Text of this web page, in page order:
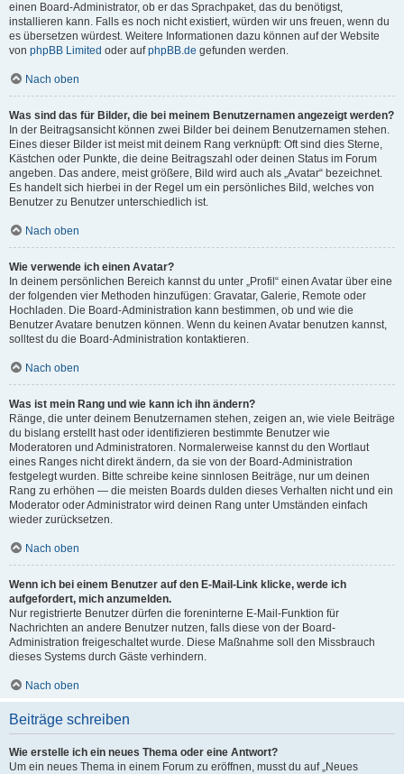
einen Board-Administrator, ob er das Sprachpaket, das du benötigst,
installieren kann. Falls es noch nicht existiert, würden wir uns freuen, wenn du
es übersetzen würdest. Weitere Informationen dazu können auf der Website
von phpBB Limited oder aufphpBB.de gefunden werden.
Nach oben
Was sind das für Bilder, die bei meinem Benutzernamen angezeigt werden?
In der Beitragsansicht können zwei Bilder bei deinem Benutzernamen stehen.
Eines dieser Bilder ist meist mit deinem Rang verknüpft: Oft sind dies Sterne,
Kästchen oder Punkte, die deine Beitragszahl oder deinen Status im Forum
angeben. Das andere, meist größere, Bild wird auch als „Avatar“ bezeichnet.
Es handelt sich hierbei in der Regel um ein persönliches Bild, welches von
Benutzer zu Benutzer unterschiedlich ist.
Nach oben
Wie verwende ich einen Avatar?
In deinem persönlichen Bereich kannst du unter „Profil“ einen Avatar über eine
der folgenden vier Methoden hinzufügen: Gravatar, Galerie, Remote oder
Hochladen. Die Board-Administration kann bestimmen, ob und wie die
Benutzer Avatare benutzen können. Wenn du keinen Avatar benutzen kannst,
solltest du die Board-Administration kontaktieren.
Nach oben
Was ist mein Rang und wie kann ich ihn ändern?
Ränge, die unter deinem Benutzernamen stehen, zeigen an, wie viele Beiträge
du bislang erstellt hast oder identifizieren bestimmte Benutzer wie
Moderatoren und Administratoren. Normalerweise kannst du den Wortlaut
eines Ranges nicht direkt ändern, da sie von der Board-Administration
festgelegt wurden. Bitte schreibe keine sinnlosen Beiträge, nur um deinen
Rang zu erhöhen — die meisten Boards dulden dieses Verhalten nicht und ein
Moderator oder Administrator wird deinen Rang unter Umständen einfach
wieder zurücksetzen.
Nach oben
Wenn ich bei einem Benutzer auf den E-Mail-Link klicke, werde ich
aufgefordert, mich anzumelden.
Nur registrierte Benutzer dürfen die foreninterne E-Mail-Funktion für
Nachrichten an andere Benutzer nutzen, falls diese von der Board-
Administration freigeschaltet wurde. Diese Maßnahme soll den Missbrauch
dieses Systems durch Gäste verhindern.
Nach oben
Beiträge schreiben
Wie erstelle ich ein neues Thema oder eine Antwort?
Um ein neues Thema in einem Forum zu eröffnen, musst du auf „Neues